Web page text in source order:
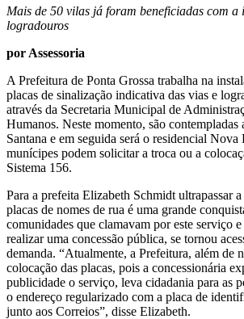
Mais de 50 vilas já foram beneficiadas com a
logradouros
por Assessoria
A Prefeitura de Ponta Grossa trabalha na
placas de sinalização indicativa das vias e
através da Secretaria Municipal de
Humanos. Neste momento, são
Santana e em seguida será o residencial Nova
munícipes podem solicitar a troca ou a
Sistema 156.
Para a prefeita Elizabeth Schmidt ultrapassar
placas de nomes de rua é uma grande
comunidades que clamavam por este serviço
realizar uma concessão pública, se tornou
demanda. “Atualmente, a Prefeitura, além de
colocação das placas, pois a concessionária
publicidade o serviço, leva cidadania para as
o endereço regularizado com a placa de
junto aos Correios”, disse Elizabeth.